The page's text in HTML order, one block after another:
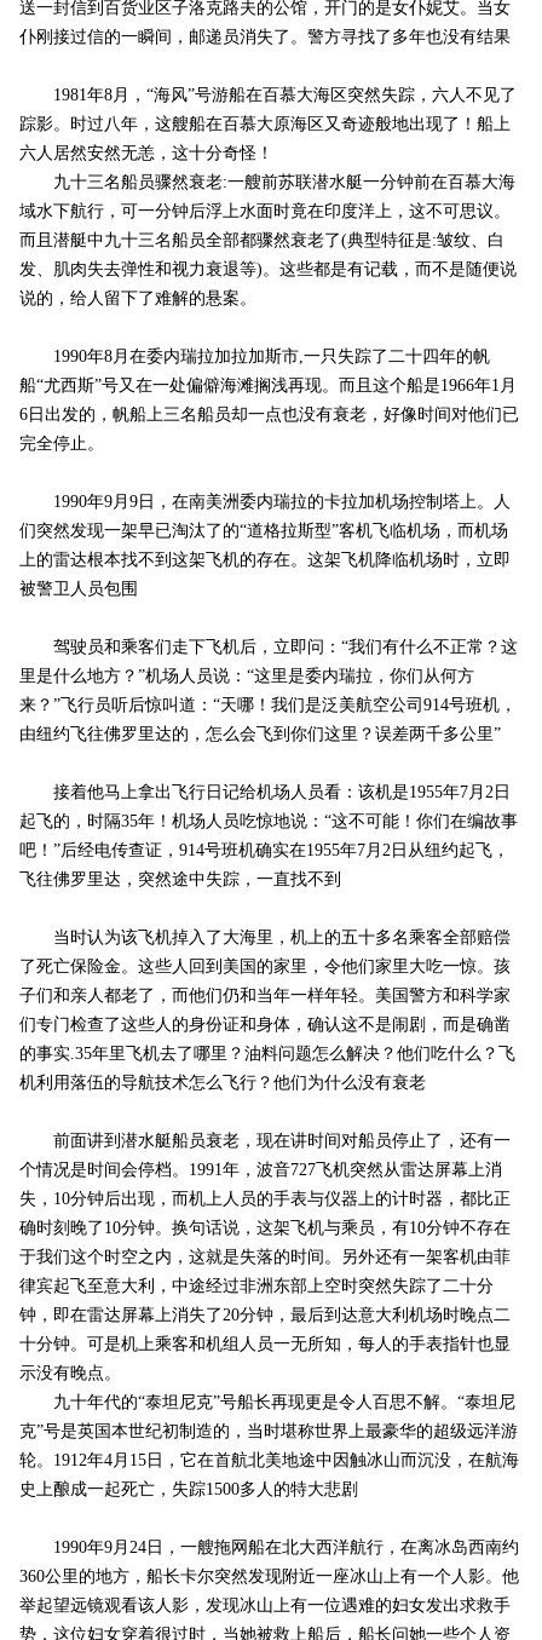
送一封信到百货业区子洛克路夫的公馆，开门的是女仆妮艾。当女
仆刚接过信的一瞬间，邮递员消失了。警方寻找了多年也没有结果
1981年8月，“海风”号游船在百慕大海区突然失踪，六人不见了
踪影。时过八年，这艘船在百慕大原海区又奇迹般地出现了！船上
六人居然安然无恙，这十分奇怪！
九十三名船员骤然衰老:一艘前苏联潜水艇一分钟前在百慕大海
域水下航行，可一分钟后浮上水面时竟在印度洋上，这不可思议。
而且潜艇中九十三名船员全部都骤然衰老了(典型特征是:皱纹、白
发、肌肉失去弹性和视力衰退等)。这些都是有记载，而不是随便说
说的，给人留下了难解的悬案。
1990年8月在委内瑞拉加拉加斯市,一只失踪了二十四年的帆
船“尤西斯”号又在一处偏僻海滩搁浅再现。而且这个船是1966年1月
6日出发的，帆船上三名船员却一点也没有衰老，好像时间对他们已
完全停止。
1990年9月9日，在南美洲委内瑞拉的卡拉加机场控制塔上。人
们突然发现一架早已淘汰了的“道格拉斯型”客机飞临机场，而机场
上的雷达根本找不到这架飞机的存在。这架飞机降临机场时，立即
被警卫人员包围
驾驶员和乘客们走下飞机后，立即问：“我们有什么不正常？这
里是什么地方？”机场人员说：“这里是委内瑞拉，你们从何方
来？”飞行员听后惊叫道：“天哪！我们是泛美航空公司914号班机，
由纽约飞往佛罗里达的，怎么会飞到你们这里？误差两千多公里”
接着他马上拿出飞行日记给机场人员看：该机是1955年7月2日
起飞的，时隔35年！机场人员吃惊地说：“这不可能！你们在编故事
吧！”后经电传查证，914号班机确实在1955年7月2日从纽约起飞，
飞往佛罗里达，突然途中失踪，一直找不到
当时认为该飞机掉入了大海里，机上的五十多名乘客全部赔偿
了死亡保险金。这些人回到美国的家里，令他们家里大吃一惊。孩
子们和亲人都老了，而他们仍和当年一样年轻。美国警方和科学家
们专门检查了这些人的身份证和身体，确认这不是闹剧，而是确凿
的事实.35年里飞机去了哪里？油料问题怎么解决？他们吃什么？飞
机利用落伍的导航技术怎么飞行？他们为什么没有衰老
前面讲到潜水艇船员衰老，现在讲时间对船员停止了，还有一
个情况是时间会停档。1991年，波音727飞机突然从雷达屏幕上消
失，10分钟后出现，而机上人员的手表与仪器上的计时器，都比正
确时刻晚了10分钟。换句话说，这架飞机与乘员，有10分钟不存在
于我们这个时空之内，这就是失落的时间。另外还有一架客机由菲
律宾起飞至意大利，中途经过非洲东部上空时突然失踪了二十分
钟，即在雷达屏幕上消失了20分钟，最后到达意大利机场时晚点二
十分钟。可是机上乘客和机组人员一无所知，每人的手表指针也显
示没有晚点。
九十年代的“泰坦尼克”号船长再现更是令人百思不解。“泰坦尼
克”号是英国本世纪初制造的，当时堪称世界上最豪华的超级远洋游
轮。1912年4月15日，它在首航北美地途中因触冰山而沉没，在航海
史上酿成一起死亡，失踪1500多人的特大悲剧
1990年9月24日，一艘拖网船在北大西洋航行，在离冰岛西南约
360公里的地方，船长卡尔突然发现附近一座冰山上有一个人影。他
举起望远镜观看该人影，发现冰山上有一位遇难的妇女发出求救手
势，这位妇女穿着很过时，当她被救上船后，船长问她一些个人资